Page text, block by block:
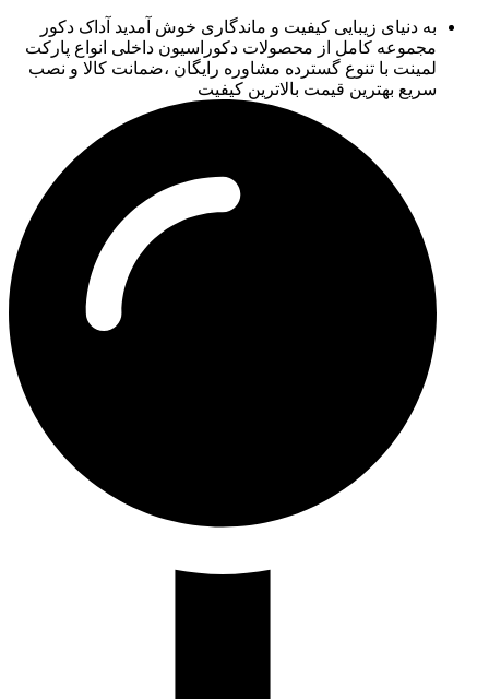
به دنیای زیبایی کیفیت و ماندگاری خوش آمدید آداک دکور
مجموعه کامل از محصولات دکوراسیون داخلی انواع پارکت
لمینت با تنوع گسترده مشاوره رایگان ،ضمانت کالا و نصب
سریع بهترین قیمت بالاترین کیفیت